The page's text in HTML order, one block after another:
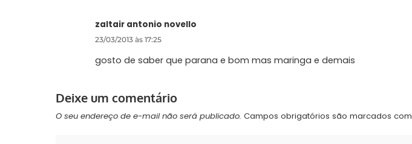
zaltair antonio novello
23/03/2013 às 17:25
gosto de saber que parana e bom mas maringa e demais
Deixe um comentário
O seu endereço de e-mail não será publicado. Campos obrigatórios são marcados com